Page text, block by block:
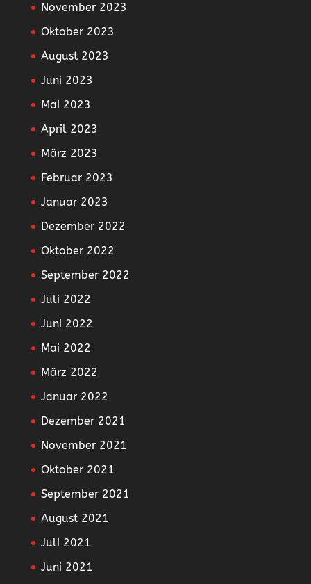
November 2023
Oktober 2023
August 2023
Juni 2023
Mai 2023
April 2023
März 2023
Februar 2023
Januar 2023
Dezember 2022
Oktober 2022
September 2022
Juli 2022
Juni 2022
Mai 2022
März 2022
Januar 2022
Dezember 2021
November 2021
Oktober 2021
September 2021
August 2021
Juli 2021
Juni 2021